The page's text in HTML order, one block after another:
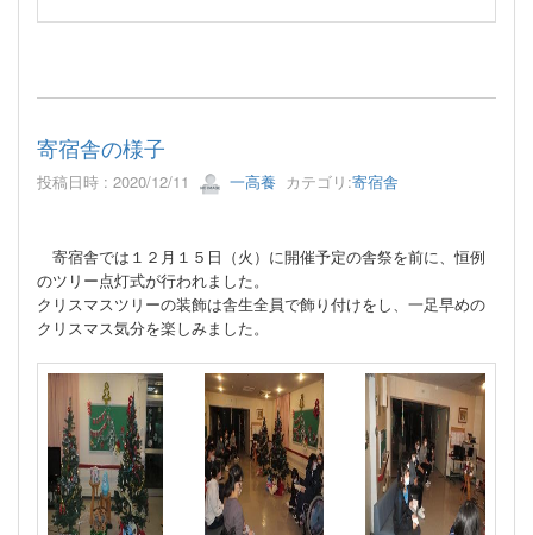
寄宿舎の様子
投稿日時 : 2020/12/11 一高養 カテゴリ:寄宿舎
寄宿舎では１２月１５日（火）に開催予定の舎祭を前に、恒例
のツリー点灯式が行われました。
クリスマスツリーの装飾は舎生全員で飾り付けをし、一足早めの
クリスマス気分を楽しみました。